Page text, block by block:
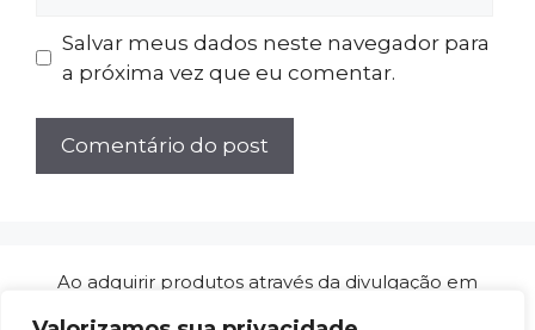
Salvar meus dados neste navegador para
a próxima vez que eu comentar.
Ao adquirir produtos através da divulgação em